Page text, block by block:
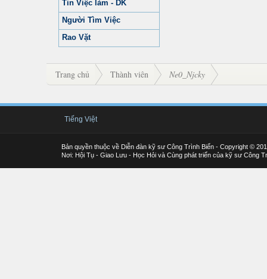
Tin Việc làm - DK
Người Tìm Việc
Rao Vặt
Trang chủ Thành viên Ne0_Njcky
Tiếng Việt
Bản quyền thuộc về Diễn đàn kỹ sư Công Trình Biển - Copyright ©
Nơi: Hội Tụ - Giao Lưu - Học Hỏi và Cùng phát triển của kỹ sư Công